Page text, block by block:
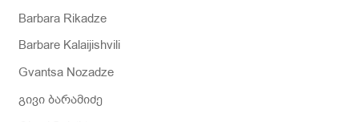
Barbara Rikadze
Barbare Kalaijishvili
Gvantsa Nozadze
გივი ბარამიძე